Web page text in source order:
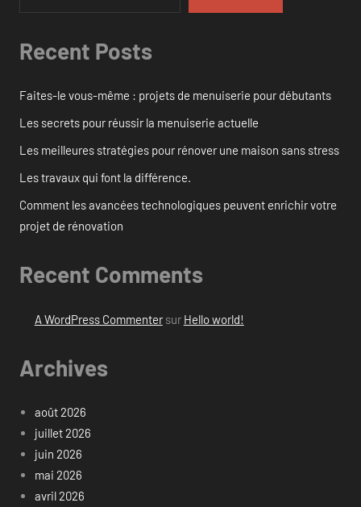
Recent Posts
Faites-le vous-même : projets de menuiserie pour débutants
Les secrets pour réussir la menuiserie actuelle
Les meilleures stratégies pour rénover une maison sans stress
Les travaux qui font la différence.
Comment les avancées technologiques peuvent enrichir votre
projet de rénovation
Recent Comments
A WordPress Commentersur Hello world!
Archives
août 2026
juillet 2026
juin 2026
mai 2026
avril 2026